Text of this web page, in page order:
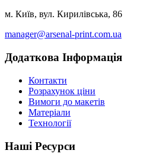
м. Київ, вул. Кирилівська, 86
manager@arsenal-print.com.ua
Додаткова Інформація
Контакти
Розрахунок ціни
Вимоги до макетів
Матеріали
Технології
Наші Ресурси